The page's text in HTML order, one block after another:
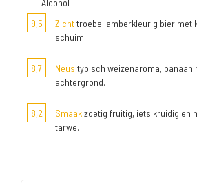
Alcohol
9,5
Zichttroebel amberkleurig bier met
schuim.
8,7 Neus typisch weizenaroma, banaan
achtergrond.
8,2 Smaakzoetig fruitig, iets kruidig en
tarwe.